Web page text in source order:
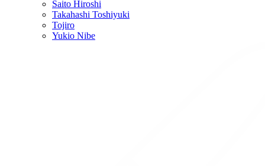
Saito Hiroshi
Takahashi Toshiyuki
Tojiro
Yukio Nibe